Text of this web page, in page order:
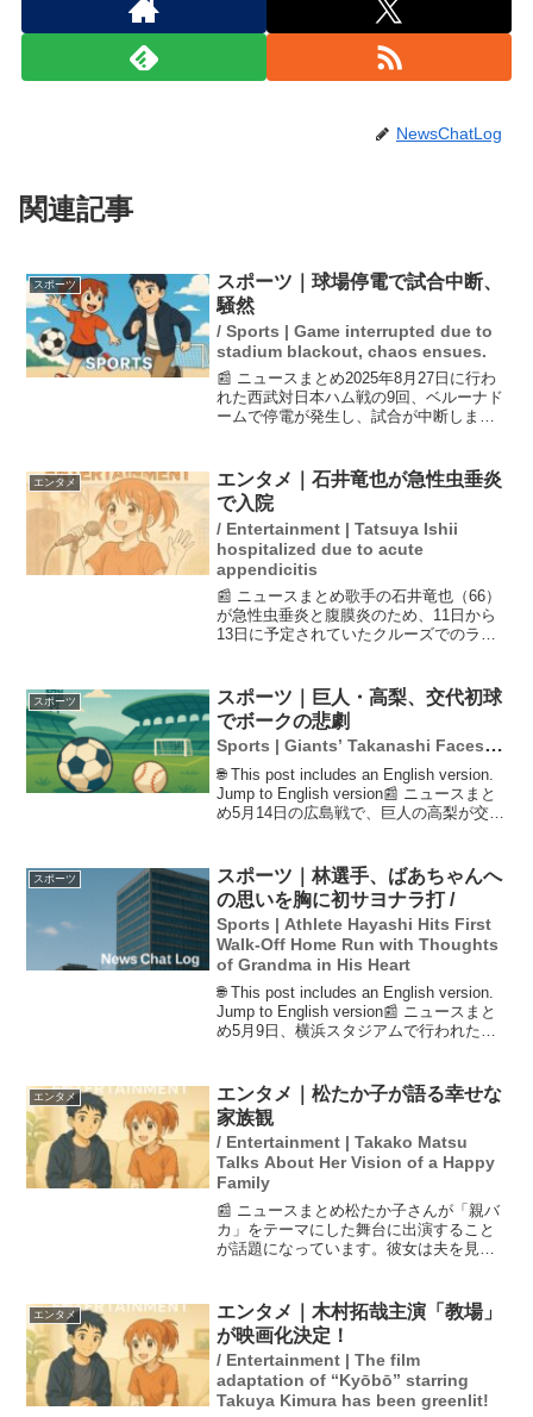
NewsChatLog
関連記事
スポーツ
スポーツ｜球場停電で試合中断、
騒然
/ Sports | Game interrupted due to
stadium blackout, chaos ensues.
📰 ニュースまとめ2025年8月27日に行わ
れた西武対日本ハム戦の9回、ベルーナド
ームで停電が発生し、試合が中断しまし
た。試合後のイベントやヒーローインタ
ビューも中止とな...
エンタメ
エンタメ｜石井竜也が急性虫垂炎
で入院
/ Entertainment | Tatsuya Ishii
hospitalized due to acute
appendicitis
📰 ニュースまとめ歌手の石井竜也（66）
が急性虫垂炎と腹膜炎のため、11日から
13日に予定されていたクルーズでのライ
であり、約一週間の安静が求められると
明かしました。ファ...
スポーツ
スポーツ｜巨人・高梨、交代初球
でボークの悲劇
Sports | Giants’ Takanashi Faces
Tragic Balk on First Pitch After
Substitution
🌐 This post includes an English version.
Jump to English version📰 ニュースまと
め5月14日の広島戦で、巨人の高梨が交代
スポーツ
スポーツ｜林選手、ばあちゃんへ
の思いを胸に初サヨナラ打 /
Sports | Athlete Hayashi Hits First
Walk-Off Home Run with Thoughts
of Grandma in His Heart
🌐 This post includes an English version.
Jump to English version📰 ニュースまと
め5月9日、横浜スタジアムで行われた
エンタメ
エンタメ｜松たか子が語る幸せな
家族観
/ Entertainment | Takako Matsu
Talks About Her Vision of a Happy
Family
📰 ニュースまとめ松たか子さんが「親バ
カ」をテーマにした舞台に出演すること
が話題になっています。彼女は夫を見て
さんは、キャリアを築く中で、家族との
時間を大切にしながら親...
エンタメ
エンタメ｜木村拓哉主演「教場」
が映画化決定！
/ Entertainment | The film
adaptation of “Kyōbō” starring
Takuya Kimura has been greenlit!